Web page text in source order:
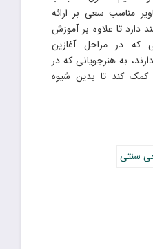
مناسب سعی بر ارائه
تا علاوه بر آموزش
که در مراحل آغازین
به هنرجویانی که در
کمک کند تا بدین شیوه
سنتی